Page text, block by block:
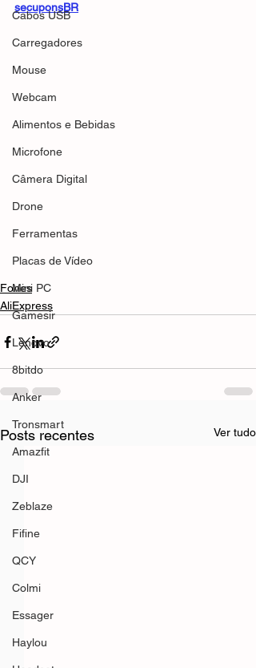
Cabos USB
Carregadores
Mouse
Webcam
Alimentos e Bebidas
Microfone
Câmera Digital
Drone
Ferramentas
Placas de Vídeo
Mini PC
Gamesir
Lenovo
8bitdo
Anker
Tronsmart
Amazfit
DJI
Zeblaze
Fifine
QCY
Colmi
Essager
Haylou
secuponsBR
Fones
AliExpress
Posts recentes Ver tudo